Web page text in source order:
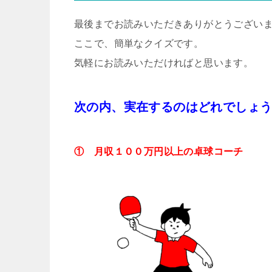
最後までお読みいただきありがとうございま
ここで、簡単なクイズです。
気軽にお読みいただければと思います。
次の内、実在するのはどれでしょう
① 月収１００万円以上の卓球コーチ